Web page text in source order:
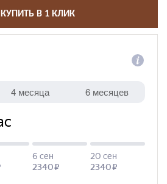
КУПИТЬ В 1 КЛИК